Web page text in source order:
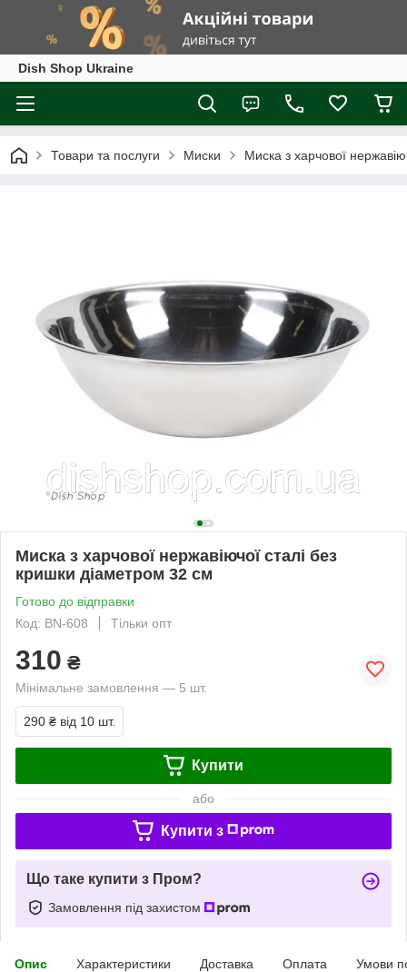
Dish Shop Ukraine
Товари та послуги Миски Миска з харчової
Миска з харчової нержавіючої сталі без
кришки діаметром 32 см
Готово до відправки
Код: BN-608
Тільки опт
310 ₴
Мінімальне замовлення — 5 шт.
290 ₴ від 10 шт.
Купити
або
Купити з
Що таке купити з Пром?
Замовлення під захистом
Опис Характеристики Доставка Оплата Умови